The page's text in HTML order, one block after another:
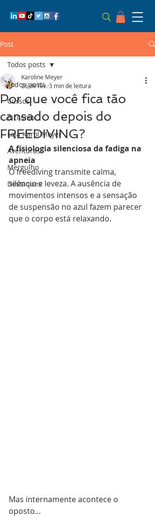
Post
Todos posts
Cursos
Ciclismo
Loja Karol Meyer
Aventuras
Mergulho
Destaques
Todos posts
Por que você fica tão
cansado depois do
FREEDIVING?
Karoline Meyer
26 de fev.3 min de leitura
A fisiologia silenciosa da fadiga na
apneia
O freediving transmite calma,
silêncio e leveza. A ausência de
movimentos intensos e a sensação
de suspensão no azul fazem parecer
que o corpo está relaxando.
Mas internamente acontece o
oposto...